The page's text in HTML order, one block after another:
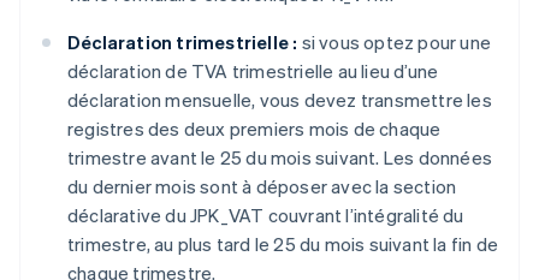
Déclaration trimestrielle : si vous optez pour une
déclaration de TVA trimestrielle au lieu d’une
déclaration mensuelle, vous devez transmettre les
registres des deux premiers mois de chaque
trimestre avant le 25 du mois suivant. Les données
du dernier mois sont à déposer avec la section
déclarative du JPK_VAT couvrant l’intégralité du
trimestre, au plus tard le 25 du mois suivant la fin de
chaque trimestre.